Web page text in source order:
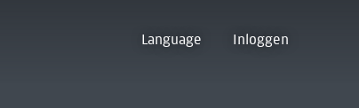
Language Inloggen